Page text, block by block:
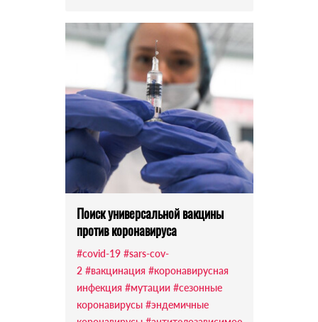
Поиск универсальной вакцины
против коронавируса
#covid-19 #sars-cov-
2 #вакцинация #коронавирусная
инфекция #мутации #сезонные
коронавирусы #эндемичные